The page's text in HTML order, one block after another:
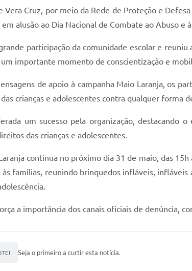
Cruz, por meio da Rede de Proteção e
alusão ao Dia Nacional de Combate ao Abuso e
participação da comunidade escolar e
importante momento de conscientização e
de apoio à campanha Maio Laranja, os
crianças e adolescentes contra qualquer forma
um sucesso pela organização, destacando
das crianças e adolescentes.
continua no próximo dia 31 de maio, das
às famílias, reunindo brinquedos infláveis,
a importância dos canais oficiais de denúncia,
Seja o primeiro a curtir esta notícia.